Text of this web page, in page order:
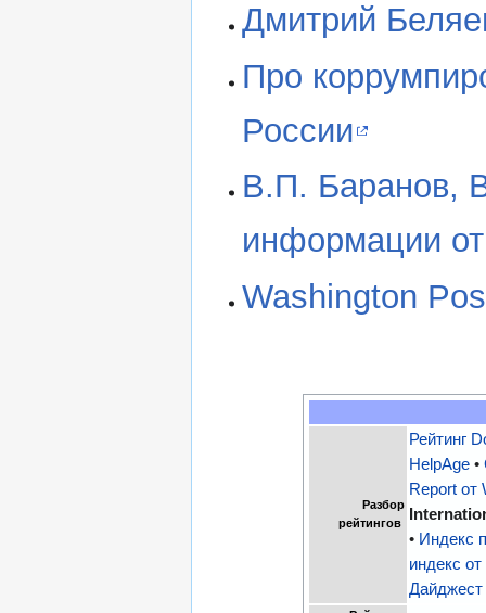
Дмитрий
Про
России
В.П. Баранов,
информации
Washington
Разбор
рейтингов
Рейтинг
HelpAge •
Report от
• Индекс
индекс
Дайджест